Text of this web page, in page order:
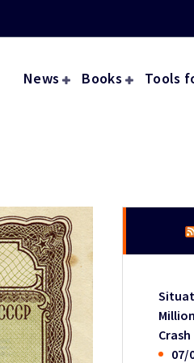
News Books Tools
Crash
07/